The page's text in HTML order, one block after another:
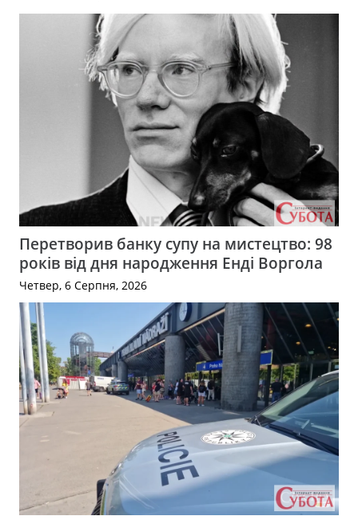
Перетворив банку супу на мистецтво: 98
років від дня народження Енді Воргола
Четвер, 6 Серпня, 2026